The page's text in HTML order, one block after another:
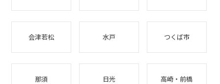
会津若松 水戸 つくば市
那須 日光 高崎・前橋